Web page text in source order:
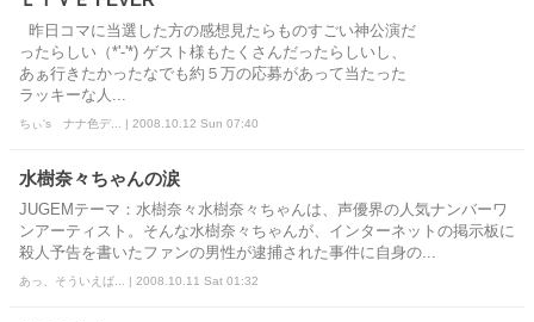
昨日コマに当選した方の感想見たらものすごい神公演だ
ったらしい（*'‐'*) ゲスト様もたくさんだったらしいし、
あぁ行きたかったなでも約５万の応募があって当たった
ラッキーな人...
ちぃ's ナナ色デ... | 2008.10.12 Sun 07:40
水樹奈々ちゃんの涙
JUGEMテーマ：水樹奈々水樹奈々ちゃんは、声優界の人気ナンバーワ
ンアーティスト。そんな水樹奈々ちゃんが、インターネットの掲示板に
殺人予告を書いたファンの男性が逮捕された事件に自身の...
あっ、そういえば... | 2008.10.11 Sat 01:32